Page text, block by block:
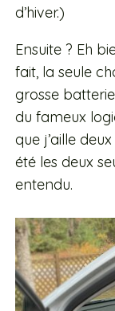
d’hiver.)
Ensuite ? Eh
fait, la seule
grosse
du fameux
que j’aille
été les deux
entendu.